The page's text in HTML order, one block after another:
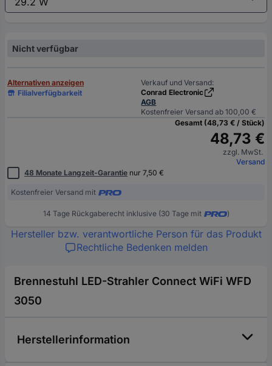
Nicht verfügbar
Alternativen anzeigen
Filialverfügbarkeit
Verkauf und Versand:
Conrad Electronic
AGB
Kostenfreier Versand ab 100,00 €
Gesamt (48,73 € / Stück)
48,73 €
zzgl. MwSt.
Versand
48 Monate Langzeit-Garantie nur 7,50 €
Kostenfreier Versand mit
14 Tage Rückgaberecht inklusive (30 Tage mit )
Hersteller bzw. verantwortliche Person für das Produkt
Rechtliche Bedenken melden
Brennestuhl LED-Strahler Connect WiFi WFD
3050
Herstellerinformation